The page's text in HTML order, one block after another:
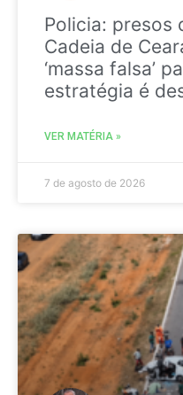
Policia: presos
Cadeia de
‘massa falsa’
estratégia é
VER MATÉRIA »
7 de agosto de 2026